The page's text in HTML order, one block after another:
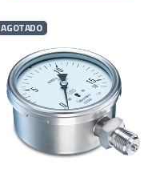
AGOTADO